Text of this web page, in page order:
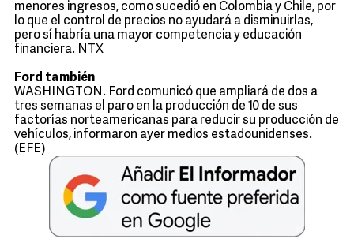
menores ingresos, como sucedió en Colombia y Chile, por
lo que el control de precios no ayudará a disminuirlas,
pero sí habría una mayor competencia y educación
financiera. NTX
Ford también
WASHINGTON. Ford comunicó que ampliará de dos a
tres semanas el paro en la producción de 10 de sus
factorías norteamericanas para reducir su producción de
vehículos, informaron ayer medios estadounidenses.
(EFE)